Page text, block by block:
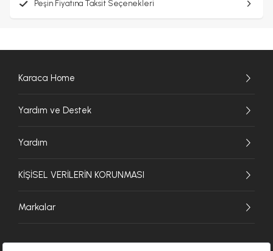
Peşin Fiyatına Taksit Seçenekleri
Karaca Home
Yardım ve Destek
Yardım
KİŞİSEL VERİLERİN KORUNMASI
Markalar